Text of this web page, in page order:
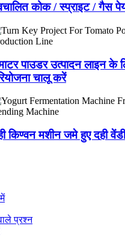
कोक / स्प्राइट / गैस
पाउडर उत्पादन लाइन के
चालू करें
किण्वन मशीन जमे हुए दही
प्रश्न